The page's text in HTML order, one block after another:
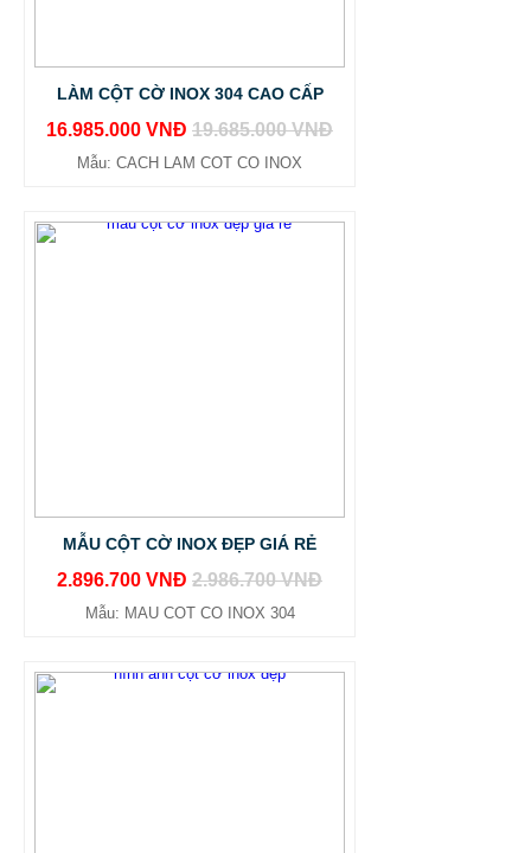
LÀM CỘT CỜ INOX 304 CAO CẤP
16.985.000 VNĐ 19.685.000 VNĐ
Mẫu: CACH LAM COT CO INOX
MẪU CỘT CỜ INOX ĐẸP GIÁ RẺ
2.896.700 VNĐ 2.986.700 VNĐ
Mẫu: MAU COT CO INOX 304